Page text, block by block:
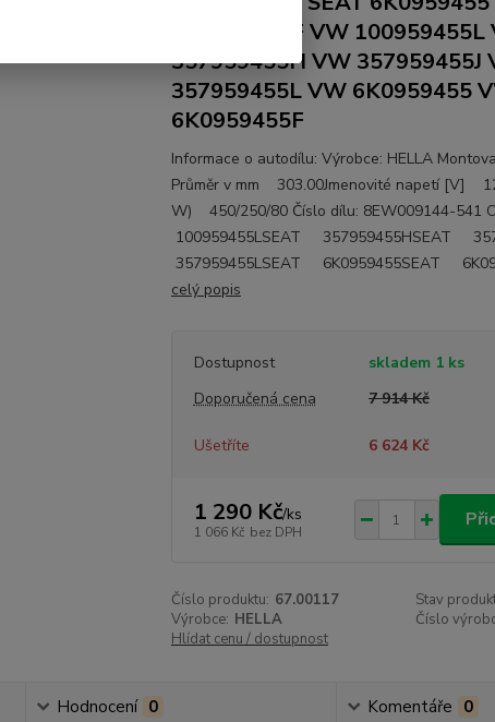
6K0959455F VW 100959455L
357959455H VW 357959455J
357959455L VW 6K0959455
6K0959455F
Informace o autodílu: Výrobce: HELLA
Průměr v mm 303.00Jmenovité napetí [V]
W) 450/250/80 Číslo dílu: 8EW009144-541
100959455LSEAT 357959455HSEAT
357959455LSEAT 6K0959455SEAT
celý popis
Dostupnost
skladem 1 ks
Doporučená cena
7 914 Kč
Ušetříte 6 624 Kč
1 290 Kč/ks
1 066 Kč bez DPH
Číslo produktu: 67.00117 Stav
Výrobce: HELLA Číslo
Hlídat cenu / dostupnost
Hodnocení 0 Komentáře 0